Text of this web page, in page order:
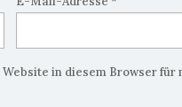
in diesem Browser